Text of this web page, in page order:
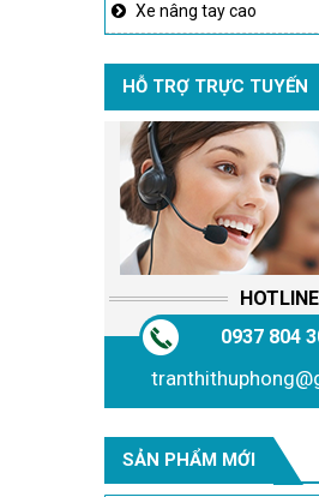
Xe nâng tay cao
HỖ TRỢ TRỰC TUYẾN
HOTLINE
0937 804
SẢN PHẨM MỚI